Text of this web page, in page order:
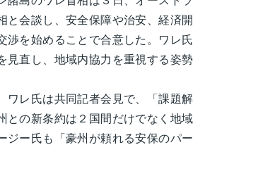
と会談し、安全保障や治安、経済開
渉を始めることで合意した。ワレ氏
見直し、地域内協力を重視する姿勢
レ氏は共同記者会見で、「課題解
との新条約は２国間だけでなく地域
ジー氏も「豪州が頼れる安保のパー